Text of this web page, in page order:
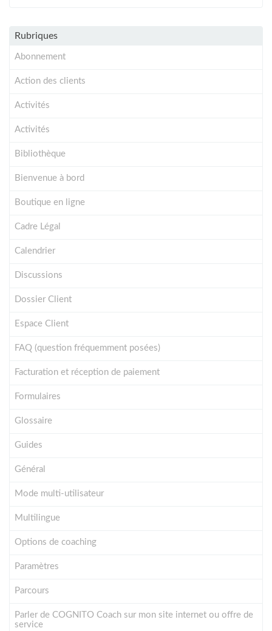
Rubriques
Abonnement
Action des clients
Activités
Activités
Bibliothèque
Bienvenue à bord
Boutique en ligne
Cadre Légal
Calendrier
Discussions
Dossier Client
Espace Client
FAQ (question fréquemment posées)
Facturation et réception de paiement
Formulaires
Glossaire
Guides
Général
Mode multi-utilisateur
Multilingue
Options de coaching
Paramètres
Parcours
Parler de COGNITO Coach sur mon site internet ou offre de
service